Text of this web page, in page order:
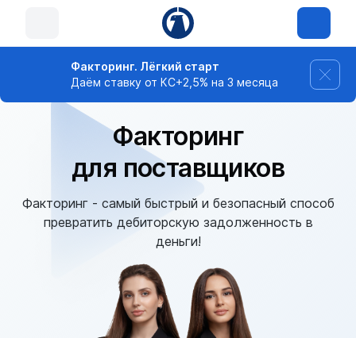
Факторинг. Лёгкий старт
Даём ставку от КС+2,5% на 3 месяца
Факторинг
для поставщиков
Факторинг - самый быстрый и безопасный способ
превратить дебиторскую задолженность в
деньги!